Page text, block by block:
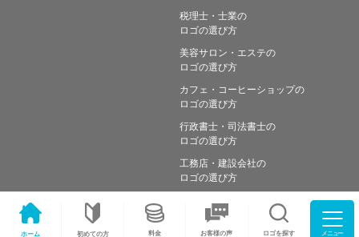
ホーム 初めての方 料金 お客様の声 ロゴを探す メニュー
税理士・士業の
ロゴの選び方
美容サロン・エステの
ロゴの選び方
カフェ・コーヒーショップの
ロゴの選び方
行政書士・司法書士の
ロゴの選び方
工務店・建設会社の
ロゴの選び方